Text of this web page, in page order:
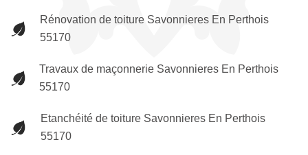
Rénovation de toiture Savonnieres En Perthois
55170
Travaux de maçonnerie Savonnieres En Perthois
55170
Etanchéité de toiture Savonnieres En Perthois
55170